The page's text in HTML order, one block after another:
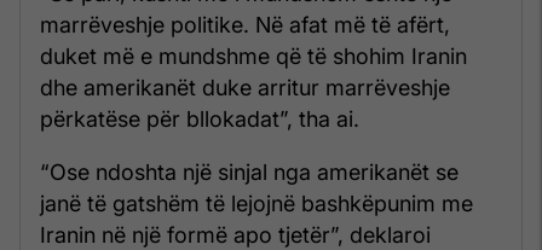
marrëveshje politike. Në afat më të afërt,
duket më e mundshme që të shohim Iranin
dhe amerikanët duke arritur marrëveshje
përkatëse për bllokadat”, tha ai.
“Ose ndoshta një sinjal nga amerikanët se
janë të gatshëm të lejojnë bashkëpunim me
Iranin në një formë apo tjetër”, deklaroi